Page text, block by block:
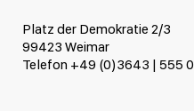
Platz der Demokratie 2/3
99423 Weimar
Telefon +49 (0)3643 | 555 0